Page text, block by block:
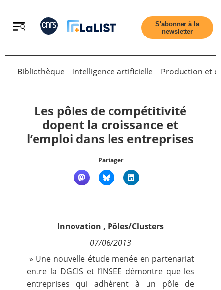
Retour
Accueil
Nous suivre
S'abonner à la
newsletter
Retour
Bibliothèque Intelligence artificielle Production et
Les pôles de compétitivité
dopent la croissance et
l’emploi dans les entreprises
Partager
Innovation , Pôles/Clusters
07/06/2013
» Une nouvelle étude menée en partenariat
entre la DGCIS et l’INSEE démontre que les
entreprises qui adhèrent à un pôle de